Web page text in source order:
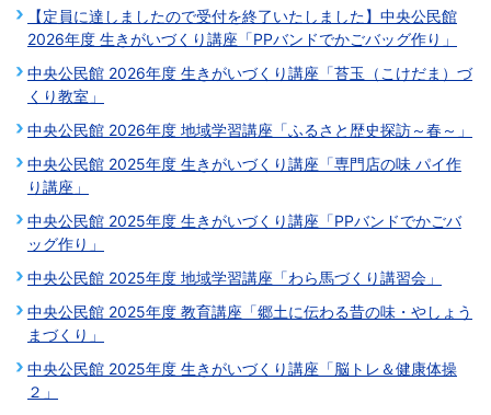
【定員に達しましたので受付を終了いたしました】中央公民館
2026年度 生きがいづくり講座「PPバンドでかごバッグ作り」
中央公民館 2026年度 生きがいづくり講座「苔玉（こけだま）づ
くり教室」
中央公民館 2026年度 地域学習講座「ふるさと歴史探訪～春～」
中央公民館 2025年度 生きがいづくり講座「専門店の味 パイ作
り講座」
中央公民館 2025年度 生きがいづくり講座「PPバンドでかごバ
ッグ作り」
中央公民館 2025年度 地域学習講座「わら馬づくり講習会」
中央公民館 2025年度 教育講座「郷土に伝わる昔の味・やしょう
まづくり」
中央公民館 2025年度 生きがいづくり講座「脳トレ＆健康体操
２」